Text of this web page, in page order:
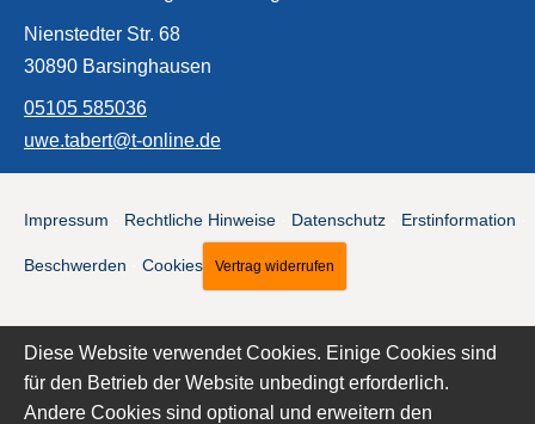
Nienstedter Str. 68
30890 Barsinghausen
05105 585036
uwe.tabert@t-online.de
Impressum Rechtliche Hinweise Datenschutz Erstinformation
Beschwerden Cookies Vertrag widerrufen
Diese Website verwendet Cookies. Einige Cookies sind
für den Betrieb der Website unbedingt erforderlich.
Andere Cookies sind optional und erweitern den